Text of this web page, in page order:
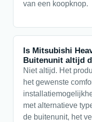
van een koopknop.
Is Mitsubishi
Buitenunit altijd
Niet altijd. Het
het gewenste
met alternatieve
de buitenunit, het